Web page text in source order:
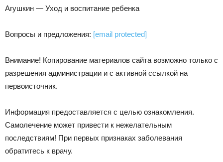
Агушкин — Уход и воспитание ребенка
Вопросы и предложения: [email protected]
Внимание! Копирование материалов сайта возможно только с
разрешения администрации и с активной ссылкой на
первоисточник.
Информация предоставляется с целью ознакомления.
Самолечение может привести к нежелательным
последствиям! При первых признаках заболевания
обратитесь к врачу.